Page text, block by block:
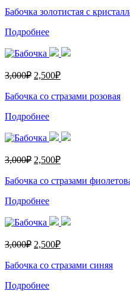
Бабочка золотистая с
Подробнее
3,000₽ 2,500₽
Бабочка со стразами розовая
Подробнее
3,000₽ 2,500₽
Бабочка со стразами
Подробнее
3,000₽ 2,500₽
Бабочка со стразами синяя
Подробнее